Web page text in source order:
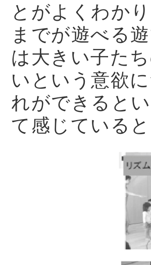
とがよくわか
までが遊べる
は大きい子た
いという意欲
れができると
て感じている